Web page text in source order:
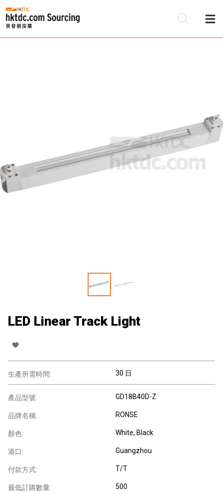
LED Linear Track Light
生產所需時間: 30 日
產品型號: GD18B40D-Z
品牌名稱: RONSE
顏色: White, Black
港口: Guangzhou
付款方式: T/T
最低訂購數量: 500